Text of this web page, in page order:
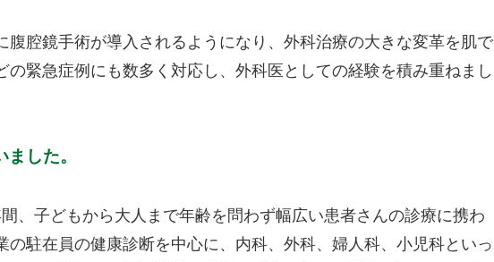
腹腔鏡手術が導入されるようになり、外科治療の大きな変革を肌で
緊急症例にも数多く対応し、外科医としての経験を積み重ねまし
した。
、子どもから大人まで年齢を問わず幅広い患者さんの診療に携わ
の駐在員の健康診断を中心に、内科、外科、婦人科、小児科といっ